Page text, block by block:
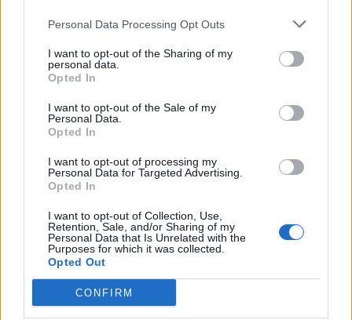
Personal Data Processing Opt Outs
I want to opt-out of the Sharing of my
personal data.
Opted In
I want to opt-out of the Sale of my
Personal Data.
Opted In
I want to opt-out of processing my
Personal Data for Targeted Advertising.
Opted In
I want to opt-out of Collection, Use,
Retention, Sale, and/or Sharing of my
Personal Data that Is Unrelated with the
Purposes for which it was collected.
Opted Out
CONFIRM
πλήττει σημαντικά το κυβερνών κόμμα,
που συνεχίζει να εμφανίζει σημαντικό
ποσοστό συσπείρωσης ανάμεσα στους
οπαδούς του, ενώ όλη αυτή η διάσπαση
στον κεντρώο χώρο και η κινητικότητα
κατακερματισμένης αριστεράς φαίνεται ότι
ευνοεί ακόμα περισσότερο την Νέα
Δημοκρατία, που προς το παρόν
εξακολουθεί να παίζει χωρίς αντίπαλο…